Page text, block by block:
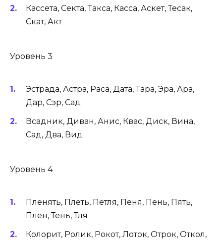
Кассета, Секта, Такса, Касса, Аскет, Тесак,
Скат, Акт
Уровень 3
Эстрада, Астра, Раса, Дата, Тара, Эра, Ара,
Дар, Сэр, Сад
Всадник, Диван, Анис, Квас, Диск, Вина,
Сад, Два, Вид
Уровень 4
Пленять, Плеть, Петля, Пеня, Пень, Пять,
Плен, Тень, Тля
Колорит, Ролик, Рокот, Лоток, Отрок, Откол,